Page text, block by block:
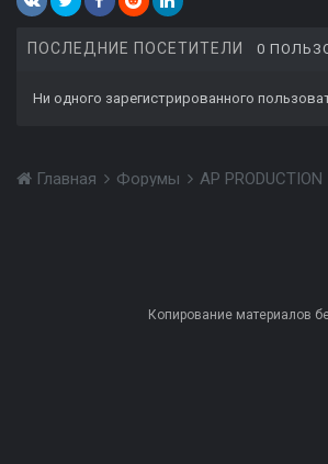
ПОСЛЕДНИЕ ПОСЕТИТЕЛИ 0
Ни одного зарегистрированного
Главная Форумы AP PRODUCTION
Копирование материалов